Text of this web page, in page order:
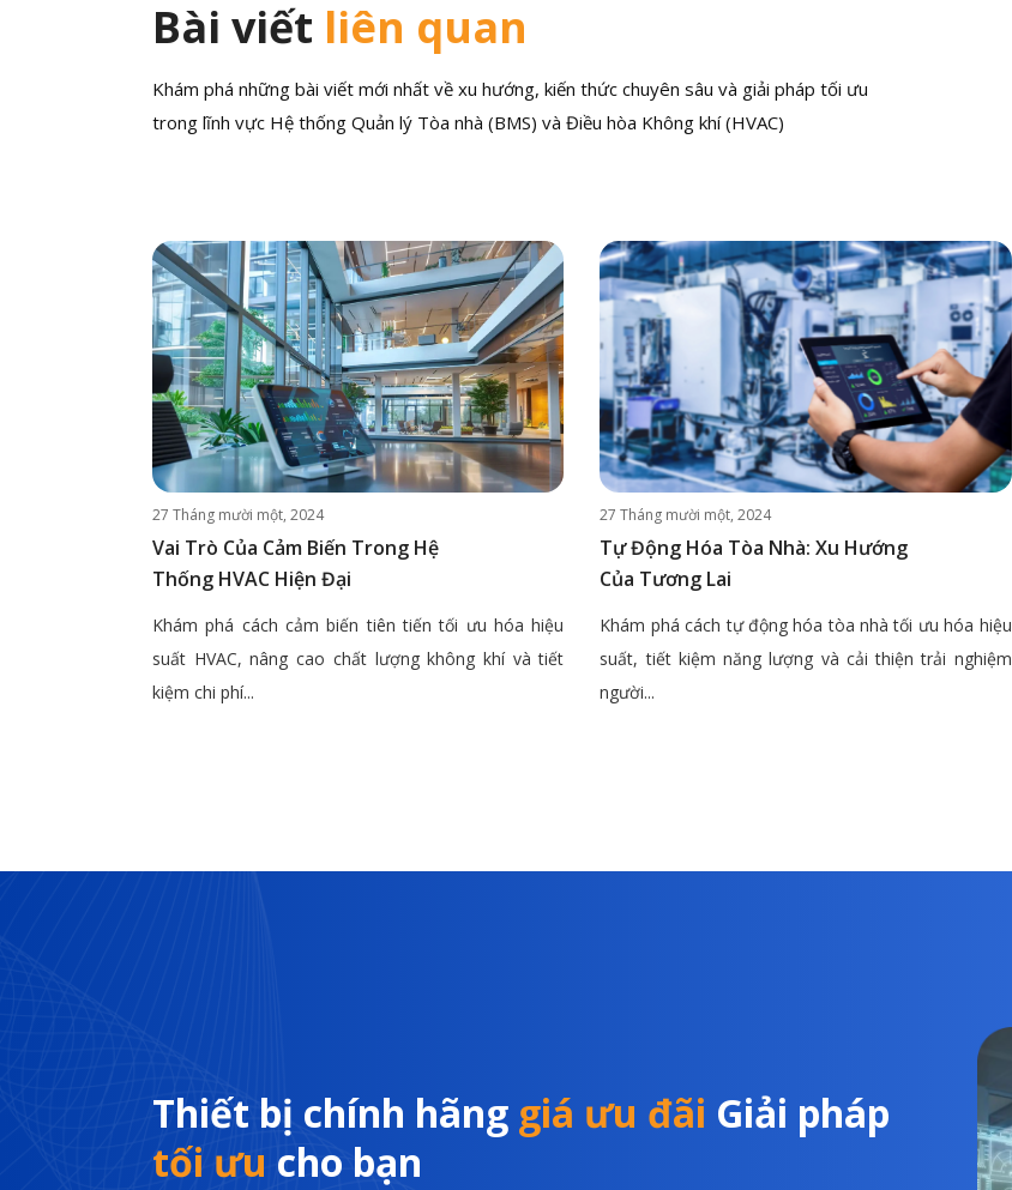
Bài viết liên quan
Khám phá những bài viết mới nhất về xu hướng, kiến thức chuyên sâu và giải pháp tối ưu
trong lĩnh vực Hệ thống Quản lý Tòa nhà (BMS) và Điều hòa Không khí (HVAC)
27 Tháng mười một, 2024
Vai Trò Của Cảm Biến Trong Hệ
Thống HVAC Hiện Đại
Khám phá cách cảm biến tiên tiến tối ưu hóa hiệu
suất HVAC, nâng cao chất lượng không khí và tiết
kiệm chi phí...
27 Tháng mười một, 2024
Tự Động Hóa Tòa Nhà: Xu Hướng
Của Tương Lai
Khám phá cách tự động hóa tòa nhà tối ưu hóa hiệu
suất, tiết kiệm năng lượng và cải thiện trải nghiệm
người...
Thiết bị chính hãng giá ưu đãi Giải pháp
tối ưu cho bạn